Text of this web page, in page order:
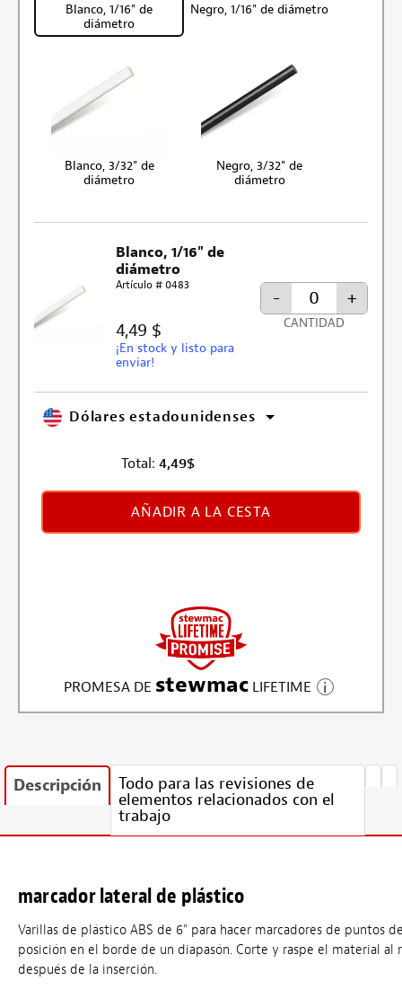
Blanco, 1/16" de
diámetro
Negro, 1/16" de diámetro
Blanco, 3/32" de
diámetro
Negro, 3/32" de
diámetro
Blanco, 1/16" de
diámetro
Artículo # 0483
4,49 $
¡En stock y listo para
enviar!
- +
CANTIDAD
Dólares estadounidenses
Total: 4,49$
AÑADIR A LA CESTA
PROMESA DE stewmacLIFETIME
Descripción Todo para las revisiones de
elementos relacionados con el
trabajo
marcador lateral de plástico
Varillas de plástico ABS de 6" para hacer marcadores de puntos
posición en el borde de un diapasón. Corte y raspe el material al
después de la inserción.